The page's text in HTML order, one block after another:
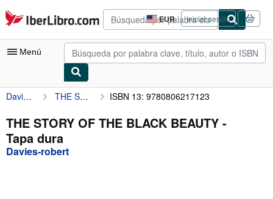
Pasar al contenido principal
IberLibro.com EUR
Preferencias
de
compra
del
Iniciar sesión
Menú
Mi cuenta
Consultar mis pedidos
Búsqueda avanzada
Davies-robert THE STORY OF THE BLACK BEAUTY ISBN 13: 9780806217123
THE STORY OF THE BLACK BEAUTY -
Tapa dura
Davies-robert